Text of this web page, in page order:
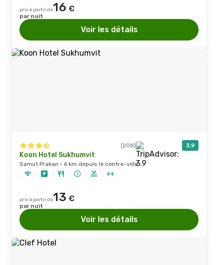
prix à partir de16 €
par nuit
Voir les détails
(208) 3,9
Koon Hotel Sukhumvit
Samut Prakan · 6 km depuis le centre-ville
prix à partir de13 €
par nuit
Voir les détails